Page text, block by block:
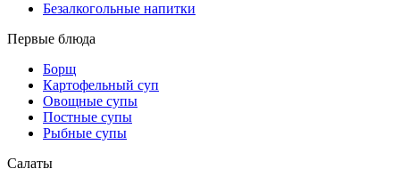
Безалкогольные напитки
Первые блюда
Борщ
Картофельный суп
Овощные супы
Постные супы
Рыбные супы
Салаты